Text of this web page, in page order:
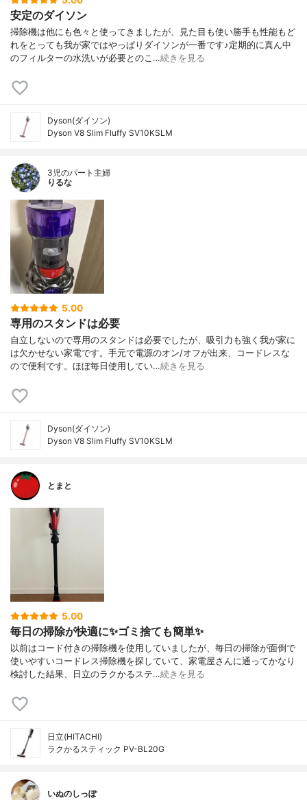
安定のダイソン
掃除機は他にも色々と使ってきましたが、見た目も使い勝手も性能もど
れをとっても我が家ではやっぱりダイソンが一番です♪定期的に真ん中
のフィルターの水洗いが必要とのこ…続きを見る
Dyson(ダイソン)
Dyson V8 Slim Fluffy SV10KSLM
3児のパート主婦
りるな
5.00
専用のスタンドは必要
自立しないので専用のスタンドは必要でしたが、吸引力も強く我が家に
は欠かせない家電です。手元で電源のオン/オフが出来、コードレスな
ので便利です。ほぼ毎日使用してい…続きを見る
Dyson(ダイソン)
Dyson V8 Slim Fluffy SV10KSLM
とまと
5.00
毎日の掃除が快適に✨ゴミ捨ても簡単✨
以前はコード付きの掃除機を使用していましたが、毎日の掃除が面倒で
使いやすいコードレス掃除機を探していて、家電屋さんに通ってかなり
検討した結果、日立のラクかるステ…続きを見る
日立(HITACHI)
ラクかるスティック PV-BL20G
いぬのしっぽ